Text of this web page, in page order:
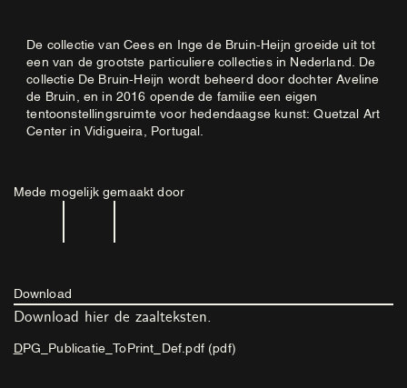
De collectie van Cees en Inge de Bruin-Heijn groeide uit tot
een van de grootste particuliere collecties in Nederland. De
collectie De Bruin-Heijn wordt beheerd door dochter Aveline
de Bruin, en in 2016 opende de familie een eigen
tentoonstellingsruimte voor hedendaagse kunst: Quetzal Art
Center in Vidigueira, Portugal.
Mede mogelijk gemaakt door
Download
Download hier de zaalteksten.
DPG_Publicatie_ToPrint_Def.pdf (pdf)